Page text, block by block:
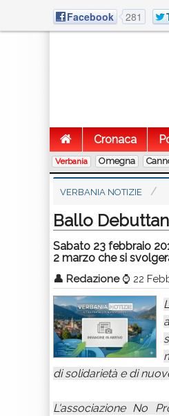
Facebook 281
Cronaca
Verbania Omegna
VERBANIA NOTIZIE
Ballo
Sabato 23 febbraio
2 marzo che si
👤 Redazione ⌚ 22
di solidarietà e di
L'associazione No